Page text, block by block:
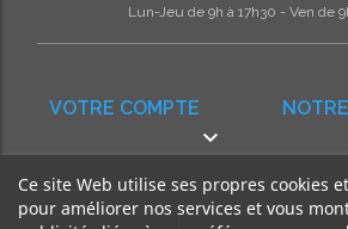
VOTRE COMPTE

Lun-Jeu de 9h à 17h30 - Ven de
Ce site Web utilise ses propres cookies
pour améliorer nos services et vous